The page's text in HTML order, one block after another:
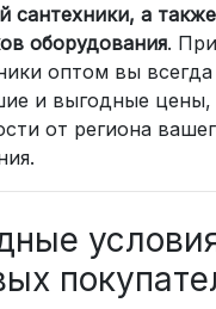
Выбирайте
выдачи (от 2
до двери (от 3
начинается
выдачи или
— от 2 дней,
рублей
сантехники, а также
оборудования.
оптом вы всегда
и выгодные цены,
от региона